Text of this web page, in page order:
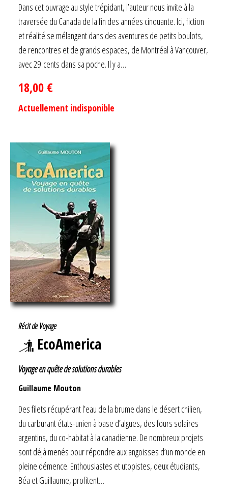
Dans cet ouvrage au style trépidant, l’auteur nous invite à la
traversée du Canada de la fin des années cinquante. Ici, fiction
et réalité se mélangent dans des aventures de petits boulots,
de rencontres et de grands espaces, de Montréal à Vancouver,
avec 29 cents dans sa poche. Il y a…
18,00 €
Actuellement indisponible
Récit de Voyage
EcoAmerica
Voyage en quête de solutions durables
Guillaume Mouton
Des filets récupérant l’eau de la brume dans le désert chilien,
du carburant états-unien à base d’algues, des fours solaires
argentins, du co-habitat à la canadienne. De nombreux projets
sont déjà menés pour répondre aux angoisses d’un monde en
pleine démence. Enthousiastes et utopistes, deux étudiants,
Béa et Guillaume, profitent…